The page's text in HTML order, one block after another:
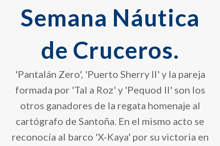
Semana Náutica
de Cruceros.
'Pantalán Zero', 'Puerto Sherry II' y la pareja
formada por 'Tal a Roz' y 'Pequod II' son los
otros ganadores de la regata homenaje al
cartógrafo de Santoña. En el mismo acto se
reconocía al barco 'X-Kaya' por su victoria en